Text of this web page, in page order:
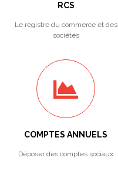
RCS
Le registre du commerce et des
sociétés
COMPTES ANNUELS
Déposer des comptes sociaux